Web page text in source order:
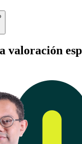
valoración